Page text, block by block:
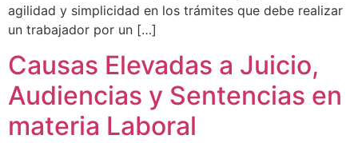
agilidad y simplicidad en los trámites que debe realizar
un trabajador por un […]
Causas Elevadas a Juicio,
Audiencias y Sentencias en
materia Laboral